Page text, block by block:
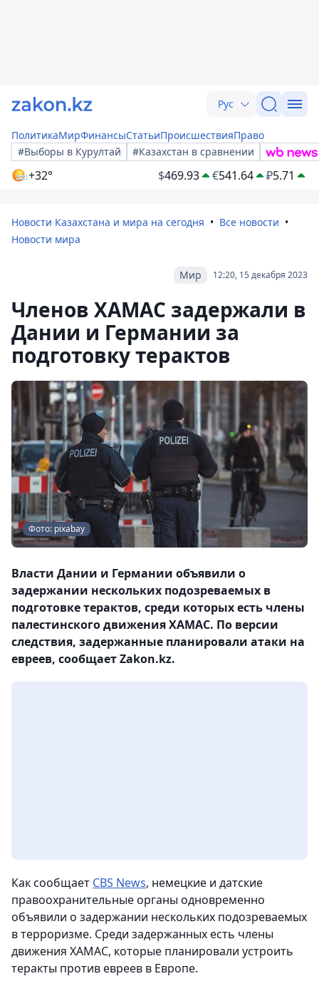
Рус
ПолитикаМирФинансыСтатьиПроисшествияПраво
#Выборы в Курултай
#Казахстан в сравнении
+32° $469.93 €541.64 ₽5.71
Новости Казахстана и мира на сегодня
Все новости
Новости мира
12:20, 15 декабря 2023
Мир
Членов ХАМАС задержали в
Дании и Германии за
подготовку терактов
Фото: pixabay
Власти Дании и Германии объявили о
задержании нескольких подозреваемых в
подготовке терактов, среди которых есть члены
палестинского движения ХАМАС. По версии
следствия, задержанные планировали атаки на
евреев, сообщает Zakon.kz.
Как сообщает CBS News, немецкие и датские
правоохранительные органы одновременно
объявили о задержании нескольких подозреваемых
в терроризме. Среди задержанных есть члены
движения ХАМАС, которые планировали устроить
теракты против евреев в Европе.